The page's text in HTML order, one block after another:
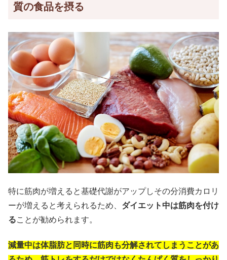
質の食品を摂る
特に筋肉が増えると基礎代謝がアップしその分消費カロリ
ーが増えると考えられるため、 ダイエット中は筋肉を付け
ることが勧められます。
減量中は体脂肪と同時に筋肉も分解されてしまうことがあ